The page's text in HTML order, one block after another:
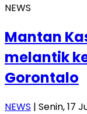
NEWS
Mantan
melantik
Gorontalo
NEWS | Senin, 17